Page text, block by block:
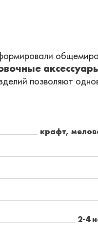
позволяют
крафт,
2-4